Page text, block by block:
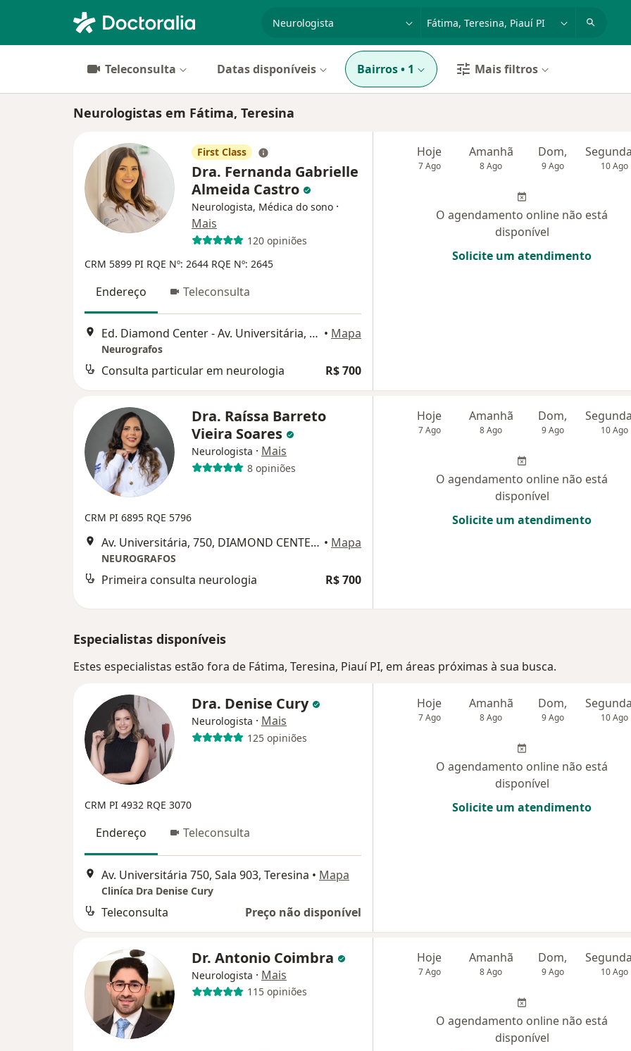
especialidade, doença ou nomecidade ou região
Teleconsulta Datas disponíveis Bairros• 1 Mais filtros
Neurologistas em Fátima, Teresina
First Class
Dra. Fernanda Gabrielle
Almeida Castro
Neurologista, Médica do sono ·
Mais
120 opiniões
CRM 5899 PI RQE Nº: 2644 RQE Nº: 2645
Endereço Teleconsulta
Ed. Diamond Center - Av. Universitária, 750 sala 709, Teresina • Mapa
Neurografos
Consulta particular em neurologia R$ 700
Hoje
7 Ago
Amanhã
8 Ago
Dom,
9 Ago 10 Ago
O agendamento online não está
disponível
Solicite um atendimento
Dra. Raíssa Barreto
Vieira Soares
Neurologista · Mais
8 opiniões
CRM PI 6895 RQE 5796
Av. Universitária, 750, DIAMOND CENTER, Teresina • Mapa
NEUROGRAFOS
Primeira consulta neurologia R$ 700
Hoje
7 Ago
Amanhã
8 Ago
Dom,
9 Ago 10 Ago
O agendamento online não está
disponível
Solicite um atendimento
Especialistas disponíveis
Estes especialistas estão fora de Fátima, Teresina, Piauí PI, em áreas próximas à sua busca.
Dra. Denise Cury
Neurologista · Mais
125 opiniões
CRM PI 4932 RQE 3070
Endereço Teleconsulta
Av. Universitária 750, Sala 903, Teresina • Mapa
Cliníca Dra Denise Cury
Teleconsulta Preço não disponível
Hoje
7 Ago
Amanhã
8 Ago
Dom,
9 Ago 10 Ago
O agendamento online não está
disponível
Solicite um atendimento
Dr. Antonio Coimbra
Neurologista · Mais
115 opiniões
Hoje
7 Ago
Amanhã
8 Ago
Dom,
9 Ago 10 Ago
O agendamento online não está
disponível